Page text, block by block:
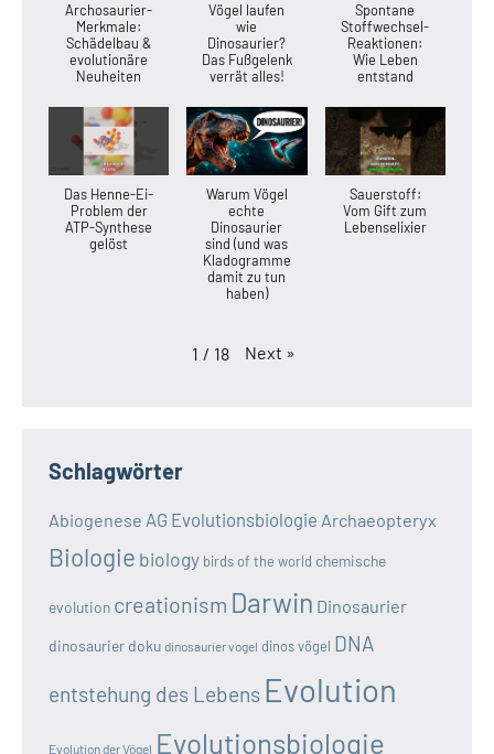
Archosaurier-
Merkmale:
Schädelbau &
evolutionäre
Neuheiten
Vögel laufen
wie
Dinosaurier?
Das Fußgelenk
verrät alles!
Spontane
Stoffwechsel-
Reaktionen:
Wie Leben
entstand
Das Henne-Ei-
Problem der
ATP-Synthese
gelöst
Warum Vögel
echte
Dinosaurier
sind (und was
Kladogramme
damit zu tun
haben)
Sauerstoff:
Vom Gift zum
Lebenselixier
1 / 18 Next »
Schlagwörter
Abiogenese AG Evolutionsbiologie Archaeopteryx
Biologie biology birds of the world chemische
evolution creationism Darwin Dinosaurier
dinosaurier doku dinosaurier vogel dinos vögel DNA
entstehung des Lebens Evolution
Evolution der Vögel Evolutionsbiologie